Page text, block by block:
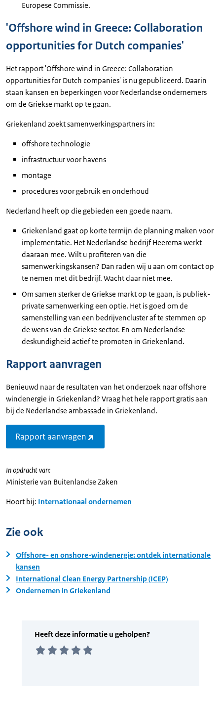
Europese Commissie.
'Offshore wind in Greece: Collaboration
opportunities for Dutch companies'
Het rapport 'Offshore wind in Greece: Collaboration
opportunities for Dutch companies' is nu gepubliceerd. Daarin
staan kansen en beperkingen voor Nederlandse ondernemers
om de Griekse markt op te gaan.
Griekenland zoekt samenwerkingspartners in:
offshore technologie
infrastructuur voor havens
montage
procedures voor gebruik en onderhoud
Nederland heeft op die gebieden een goede naam.
Griekenland gaat op korte termijn de planning maken voor
implementatie. Het Nederlandse bedrijf Heerema werkt
daaraan mee. Wilt u profiteren van die
samenwerkingskansen? Dan raden wij u aan om contact op
te nemen met dit bedrijf. Wacht daar niet mee.
Om samen sterker de Griekse markt op te gaan, is publiek-
private samenwerking een optie. Het is goed om de
samenstelling van een bedrijvencluster af te stemmen op
de wens van de Griekse sector. En om Nederlandse
deskundigheid actief te promoten in Griekenland.
Rapport aanvragen
Benieuwd naar de resultaten van het onderzoek naar offshore
windenergie in Griekenland? Vraag het hele rapport gratis aan
bij de Nederlandse ambassade in Griekenland.
Rapport aanvragen
In opdracht van:
Ministerie van Buitenlandse Zaken
Hoort bij: Internationaal ondernemen
Zie ook
Offshore- en onshore-windenergie: ontdek internationale
kansen
International Clean Energy Partnership (ICEP)
Ondernemen in Griekenland